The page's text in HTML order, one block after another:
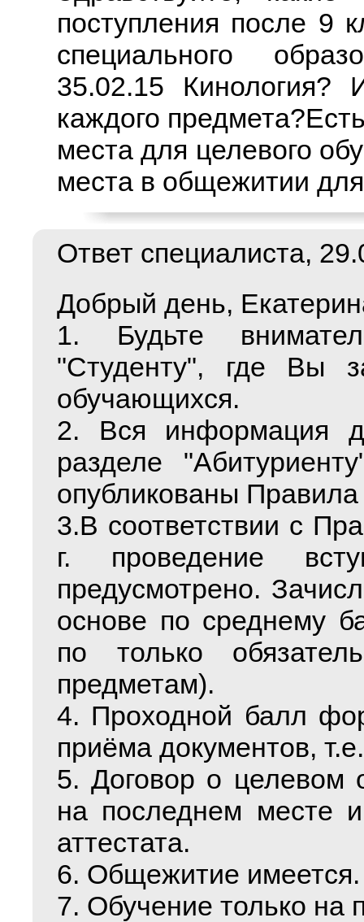
поступления после 9
специального
35.02.15
каждого
места для целевого
места в общежитии
Ответ специалиста,
Добрый день,
1. Будьте
"Студенту", где Вы
обучающихся.
2. Вся информация
разделе
опубликованы
3.В соответствии с
г. проведение
предусмотрено.
основе по среднему
по только
предметам).
4. Проходной балл
приёма документов,
5. Договор о целевом
на последнем месте
аттестата.
6. Общежитие имеется.
7. Обучение только на